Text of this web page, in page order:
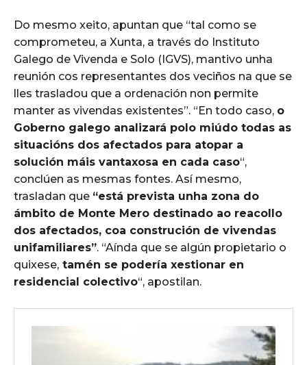
Do mesmo xeito, apuntan que “tal como se
comprometeu, a Xunta, a través do Instituto
Galego de Vivenda e Solo (IGVS), mantivo unha
reunión cos representantes dos veciños na que se
lles trasladou que a ordenación non permite
manter as vivendas existentes”. “En todo caso, o
Goberno galego analizará polo miúdo todas as
situacións dos afectados para atopar a
solución máis vantaxosa en cada caso“,
conclúen as mesmas fontes. Así mesmo,
trasladan que “está prevista unha zona do
ámbito de Monte Mero destinado ao reacollo
dos afectados, coa construción de vivendas
unifamiliares”. “Aínda que se algún propietario o
quixese, tamén se podería xestionar en
residencial colectivo“, apostilan.